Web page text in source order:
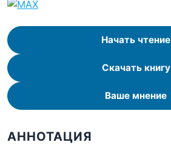
Начать чтение
Скачать книгу
Ваше мнение
АННОТАЦИЯ